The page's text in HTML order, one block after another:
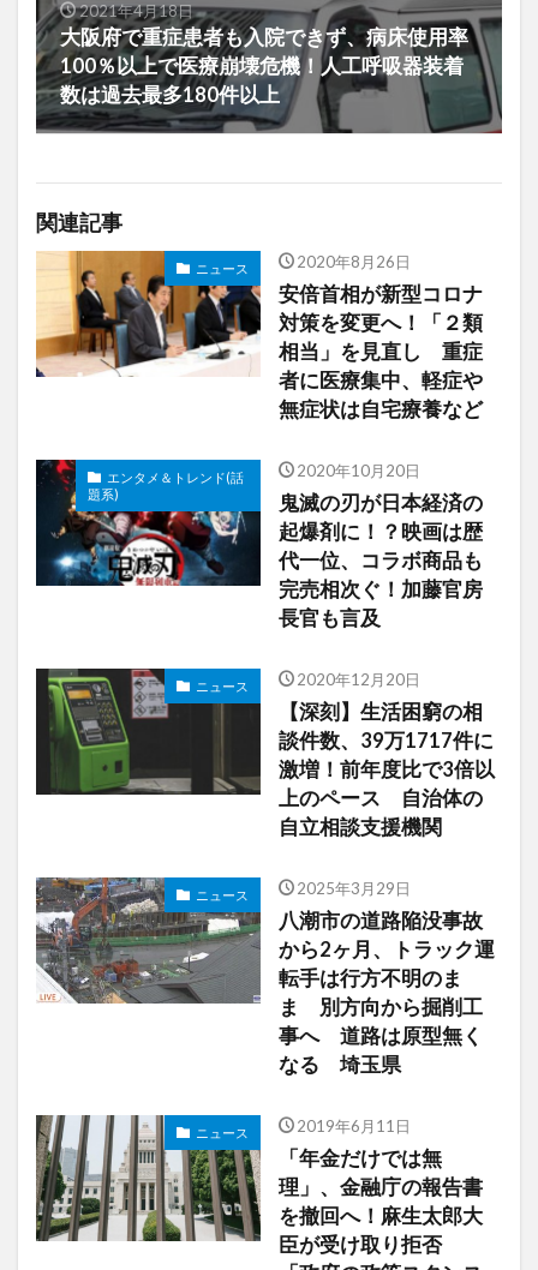
2021年4月18日
大阪府で重症患者も入院できず、病床使用率
100％以上で医療崩壊危機！人工呼吸器装着
数は過去最多180件以上
関連記事
ニュース 2020年8月26日
安倍首相が新型コロナ
対策を変更へ！「２類
相当」を見直し 重症
者に医療集中、軽症や
無症状は自宅療養など
エンタメ＆トレンド(話
題系)
2020年10月20日
鬼滅の刃が日本経済の
起爆剤に！？映画は歴
代一位、コラボ商品も
完売相次ぐ！加藤官房
長官も言及
ニュース 2020年12月20日
【深刻】生活困窮の相
談件数、39万1717件に
激増！前年度比で3倍以
上のペース 自治体の
自立相談支援機関
ニュース 2025年3月29日
八潮市の道路陥没事故
から2ヶ月、トラック運
転手は行方不明のま
ま 別方向から掘削工
事へ 道路は原型無く
なる 埼玉県
ニュース 2019年6月11日
「年金だけでは無
理」、金融庁の報告書
を撤回へ！麻生太郎大
臣が受け取り拒否